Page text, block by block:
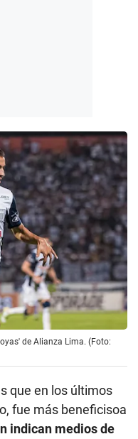
de Alianza Lima. (Foto:
que en los últimos
fue más beneficisoa
indican medios de